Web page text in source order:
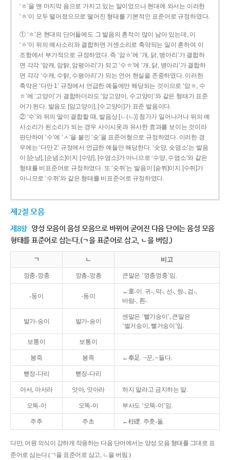
‘ㅎ’을 맨 마지막 음으로 가지고 있는 말이었으나 현대에 와서는 이러한
‘ㅎ’이 모두 떨어졌으므로 떨어진 형태를 기본적인 표준어로 규정하였다.
① ‘ㅎ’은 현대의 단어들에도 그 발음의 흔적이 많이 남아 있는데, 이
‘ㅎ’이 뒤의 예사소리와 결합하면 거센소리로 축약되는 일이 흔하여 이
조항에서 부가적으로 규정하였다. 즉 ‘암ㅎ’에 ‘개, 닭, 병아리’가 결합하
면 각각 ‘암캐, 암탉, 암평아리’가 되고 ‘수ㅎ’에 ‘개, 닭, 병아리’가 결합하
면 각각 ‘수캐, 수탉, 수평아리’가 되는 언어 현실을 존중하였다. 이러한
축약은 ‘다만 1’ 규정에서 언급한 예들에만 해당되는 것이므로 ‘암ㅎ, 수
ㅎ’에 ‘고양이’가 결합하더라도 ‘암고양이, 수고양이’와 같은 형태가 표준
어가 된다. 발음도 [암고양이], [수고양이]가 표준 발음이다.
② ‘수’와 뒤의 말이 결합할 때, 발음상 [ㄴ(ㄴ)] 첨가가 일어나거나 뒤의 예
사소리가 된소리가 되는 경우 사이시옷과 유사한 효과를 보이는 것이라
판단하여 ‘수’에 ‘ㅅ’을 붙인 ‘숫’을 표준어형으로 규정하였다. 이러한 경
우에는 ‘다만 2’ 규정에서 언급한 예들만 해당한다. ‘숫양, 숫염소’는 발음
이 [순냥], [순념소]이지 [수양], [수염소]가 아니므로 ‘수양, 수염소’와 같은
형태를 비표준어로 규정하였다. 또 ‘숫쥐’는 발음이 [숟쮜]이지 [수쥐]가
아니므로 ‘수쥐’와 같은 형태를 비표준어로 규정하였다.
제2절 모음
제8항 양성 모음이 음성 모음으로 바뀌어 굳어진 다음 단어는 음성 모음
형태를 표준어로 삼는다.(ㄱ을 표준어로 삼고, ㄴ을 버림.)
ㄱ ㄴ 비고
깡충-깡충 깡총-깡총 큰말은 ‘껑충껑충’임.
-둥이 -동이
←童-이. 귀-, 막-, 선-, 쌍-, 검-,
바람-, 흰-.
발가-숭이 발가-송이
센말은 ‘빨가숭이’, 큰말은
‘벌거숭이, 뻘거숭이’임.
보퉁이 보통이
봉죽 봉족 ←奉足. ~꾼, ~들다.
뻗정-다리 뻗장-다리
아서, 아서라 앗아, 앗아라 하지 말라고 금지하는 말.
오뚝-이 오똑-이 부사도 ‘오뚝-이’임.
주추 주초 ←柱礎. 주춧-돌.
다만, 어원 의식이 강하게 작용하는 다음 단어에서는 양성 모음 형태를 그대로 표
준어로 삼는다.(ㄱ을 표준어로 삼고, ㄴ을 버림.)